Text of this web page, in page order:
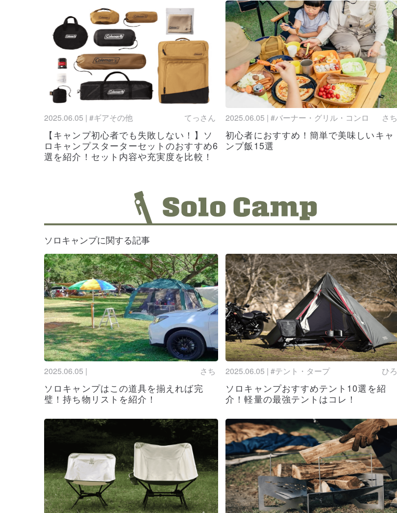
2025.5.16 更新
パップテント(軍幕テント)のおすすめ10選！ソロ・2人用に
ぴったりなモデルを紹介
2025.05.16 新着
ミニマルワークスの人気テントとシェルターからおすすめ
アイテムを紹介！
2025.05.14
ヴァストランド(VASTLAND)のおすすめギアを紹介！キャ
ンパーから評判の良いテントとは？
2025.05.13 新着
pacsafe (パックセーフ)のおすすめバッグ5選！レディース
バッグや取扱店についても紹介！
2025.05.12 更新
2025最強の缶クーラー10選！機能性抜群でおしゃれなデザ
インのおすすめアイテムをご紹介
2025.05.09 更新
HUNTER(ハンター)のおすすめレインブーツ5選！サイズ感
更新
アウトドアチェア最強10選！座り心地のいいキャンプ椅子
は？
2025.05.04 更新
コトパクシ(Cotopaxi)のバッグがカラフルで可愛い！愛用者
2025.05.01 新着
かき氷機って電動と手動どっちがいい？業務用はレンタル
がお得！
2025.04.28 更新
【2025】最強ネッククーラーのおすすめ20選！首元ひんや
り！電動もリングも徹底比較
2025.04.25 新着
Kiuレインポンチョおすすめランキング！自転車ユーザーに
も大人気の理由とは？
2025.04.22 更新
ハイドロフラスクのおすすめタンブラー10選！全くこぼれ
ない優秀なマイボトルはこれだ！
2025.04.18
レインシューズのおすすめまとめ！雨の日のアウトドアに
大活躍！【メンズ/レディース/キッズ】
キャンプの遊び道具おすすめ10選！大人も子どもも楽しめ
るアイテム特集
更新
ウーフォス（OOFOS）の人気リカバリーサンダルを紹介！
サイズ感や販売店舗も徹底解説！
2025.04.11 更新
エルエルビーン(llbean)のトートバッグはなぜ人気？芸能人
も注目のアイテムを紹介！
2025.04.11 更新
水タンクのおすすめ20選！キャンプにぴったりな折りたた
み式や蛇口タイプも紹介！
2025.06.05 | #ギアその他 てっさん
【キャンプ初心者でも失敗しない！】ソ
ロキャンプスターターセットのおすすめ6
選を紹介！セット内容や充実度を比較！
2025.06.05 | #バーナー・グリル・コンロ さち
初心者におすすめ！簡単で美味しいキャ
ンプ飯15選
ソロキャンプに関する記事
2025.06.05 | さち
ソロキャンプはこの道具を揃えれば完
璧！持ち物リストを紹介！
2025.06.05 | #テント・タープ ひろ
ソロキャンプおすすめテント10選を紹
介！軽量の最強テントはコレ！